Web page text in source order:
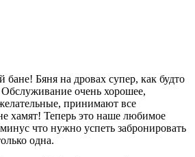
Бяня на дровах супер, как будто
очень хорошее,
принимают все
хамят! Теперь это наше любимое
что нужно успеть забронировать
одна.